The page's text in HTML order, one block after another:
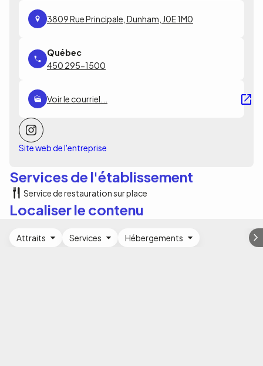
3809 Rue Principale, Dunham, J0E 1M0
450 295-1500
Voir le courriel...
Site web de l'entreprise
Services de l'établissement
Service de restauration sur place
Localiser le contenu
Attraits Services Hébergements